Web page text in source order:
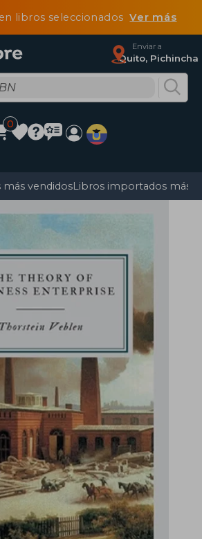
libros seleccionadosVer más
Enviar a
Quito, Pichincha
0
más vendidosLibros importados más